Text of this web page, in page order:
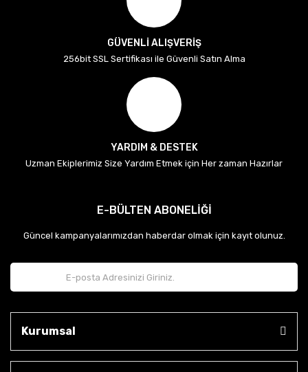
GÜVENLİ ALIŞVERİŞ
256bit SSL Sertifikası ile Güvenli Satın Alma
YARDIM & DESTEK
Uzman Ekiplerimiz Size Yardım Etmek için Her zaman Hazırlar
E-BÜLTEN ABONELİĞİ
Güncel kampanyalarımızdan haberdar olmak için kayıt olunuz.
Kurumsal